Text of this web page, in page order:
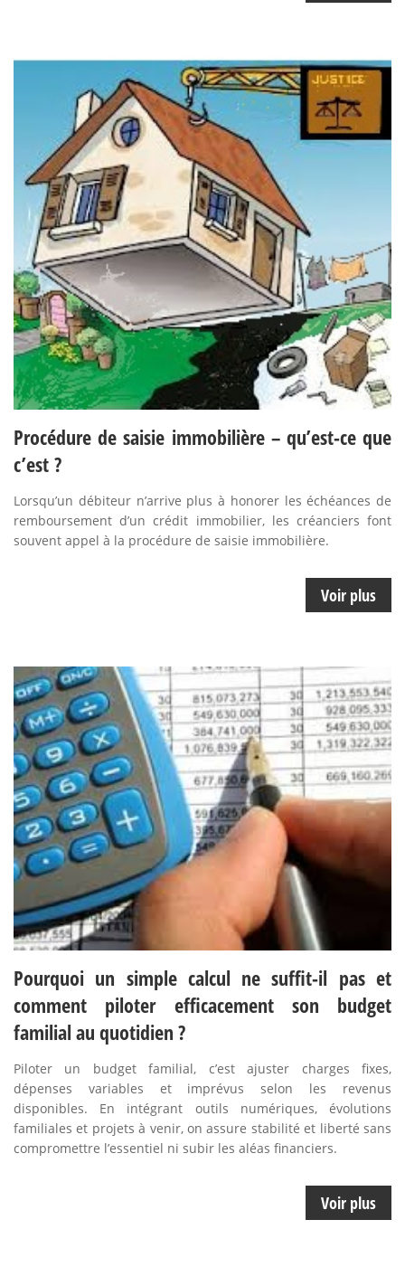
Procédure de saisie immobilière – qu’est-ce que
c’est ?
Lorsqu’un débiteur n’arrive plus à honorer les échéances de
remboursement d’un crédit immobilier, les créanciers font
souvent appel à la procédure de saisie immobilière.
Voir plus
Pourquoi un simple calcul ne suffit-il pas et
comment piloter efficacement son budget
familial au quotidien ?
Piloter un budget familial, c’est ajuster charges fixes,
dépenses variables et imprévus selon les revenus
disponibles. En intégrant outils numériques, évolutions
familiales et projets à venir, on assure stabilité et liberté sans
compromettre l’essentiel ni subir les aléas financiers.
Voir plus